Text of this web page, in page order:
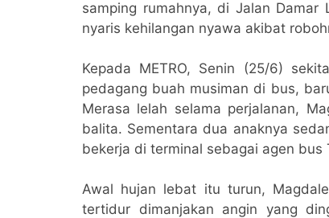
samping rumahnya, di Jalan Damar
nyaris kehilangan nyawa akibat
Kepada METRO, Senin (25/6)
pedagang buah musiman di bus,
Merasa lelah selama perjalanan,
balita. Sementara dua anaknya
bekerja di terminal sebagai agen
Awal hujan lebat itu turun,
tertidur dimanjakan angin yang